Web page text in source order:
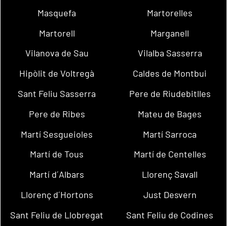
Masquefa
Martorelles
Martorell
Marganell
Vilanova de Sau
Vilalba Sasserra
Hipòlit de Voltregà
Caldes de Montbui
Sant Feliu Sasserra
Pere de Riudebitlles
Pere de Ribes
Mateu de Bages
Martí Sesgueioles
Martí Sarroca
Martí de Tous
Martí de Centelles
Martí d´Albars
Llorenç Savall
Llorenç d´Hortons
Just Desvern
Sant Feliu de Llobregat
Sant Feliu de Codines